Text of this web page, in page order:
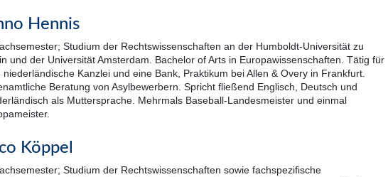
Hennis
Studium der Rechtswissenschaften an der Humboldt-Universität zu
und der Universität Amsterdam. Bachelor of Arts in Europawissenschaften. Tätig für
niederländische Kanzlei und eine Bank, Praktikum bei Allen & Overy in Frankfurt.
Beratung von Asylbewerbern. Spricht fließend Englisch, Deutsch und
als Muttersprache. Mehrmals Baseball-Landesmeister und einmal
Köppel
Studium der Rechtswissenschaften sowie fachspezifische